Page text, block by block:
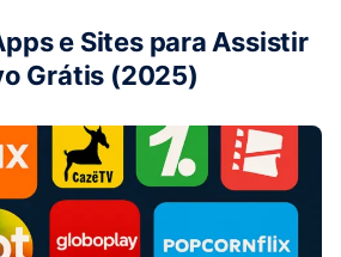
e Sites para Assistir
Grátis (2025)